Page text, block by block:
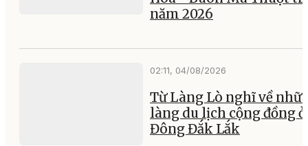
năm 2026
02:11, 04/08/2026
Từ Làng Lò nghĩ về
làng du lịch cộng đồng ở
Đông Đắk Lắk